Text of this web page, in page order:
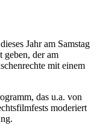
Jahr am Samstag
geben, der am
mit einem
das u.a. von
moderiert